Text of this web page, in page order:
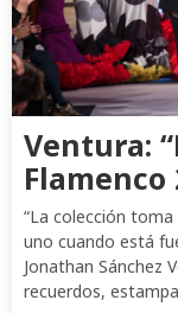
Ventura:
Flamenco
“La colección
uno cuando está
Jonathan Sánchez
recuerdos,